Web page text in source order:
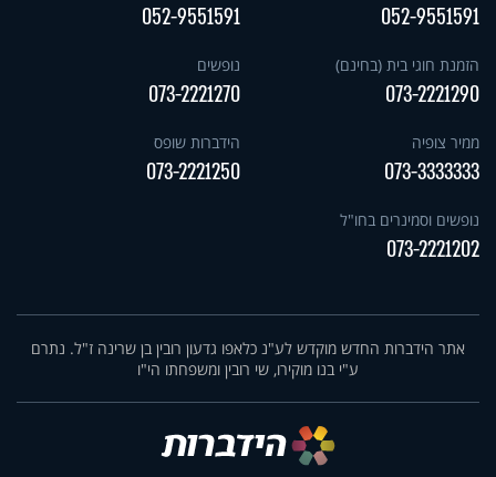
052-9551591
052-9551591
הזמנת חוגי בית (בחינם)
073-2221290
נופשים
073-2221270
ממיר צופיה
073-3333333
הידברות שופס
073-2221250
נופשים וסמינרים בחו"ל
073-2221202
אתר הידברות החדש מוקדש לע"נ כלאפו גדעון רובין בן שרינה ז"ל. נתרם
ע"י בנו מוקירו, שי רובין ומשפחתו הי"ו